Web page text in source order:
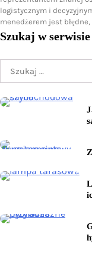
logistycznym i
menedżerem jest
Szukaj w serwisie
Szukaj: